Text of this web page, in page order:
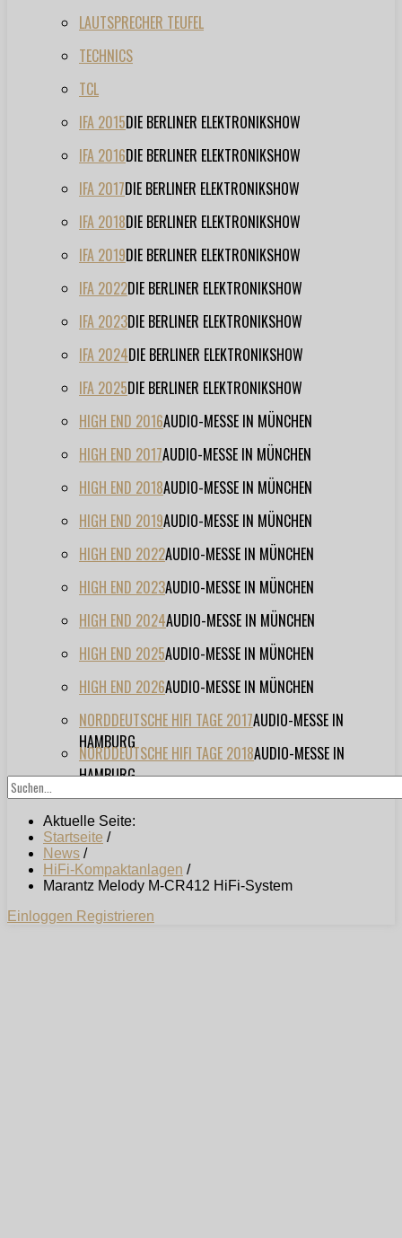
LAUTSPRECHER TEUFEL
TECHNICS
TCL
IFA 2015DIE BERLINER ELEKTRONIKSHOW
IFA 2016DIE BERLINER ELEKTRONIKSHOW
IFA 2017DIE BERLINER ELEKTRONIKSHOW
IFA 2018DIE BERLINER ELEKTRONIKSHOW
IFA 2019DIE BERLINER ELEKTRONIKSHOW
IFA 2022DIE BERLINER ELEKTRONIKSHOW
IFA 2023DIE BERLINER ELEKTRONIKSHOW
IFA 2024DIE BERLINER ELEKTRONIKSHOW
IFA 2025DIE BERLINER ELEKTRONIKSHOW
HIGH END 2016AUDIO-MESSE IN MÜNCHEN
HIGH END 2017AUDIO-MESSE IN MÜNCHEN
HIGH END 2018AUDIO-MESSE IN MÜNCHEN
HIGH END 2019AUDIO-MESSE IN MÜNCHEN
HIGH END 2022AUDIO-MESSE IN MÜNCHEN
HIGH END 2023AUDIO-MESSE IN MÜNCHEN
HIGH END 2024AUDIO-MESSE IN MÜNCHEN
HIGH END 2025AUDIO-MESSE IN MÜNCHEN
HIGH END 2026AUDIO-MESSE IN MÜNCHEN
NORDDEUTSCHE HIFI TAGE 2017AUDIO-MESSE IN
HAMBURG
NORDDEUTSCHE HIFI TAGE 2018AUDIO-MESSE IN
HAMBURG
Aktuelle Seite:
Startseite /
News /
HiFi-Kompaktanlagen /
Marantz Melody M-CR412 HiFi-System
Einloggen Registrieren